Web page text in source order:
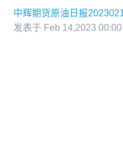
中辉期货原油日报
发表于 Feb 14,2023 00:00